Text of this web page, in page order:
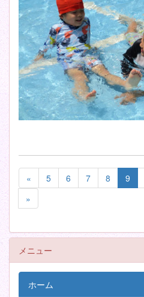
« 5 6 7 8 9
»
メニュー
ホーム